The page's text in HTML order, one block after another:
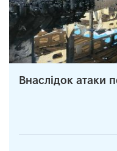
Внаслідок атаки